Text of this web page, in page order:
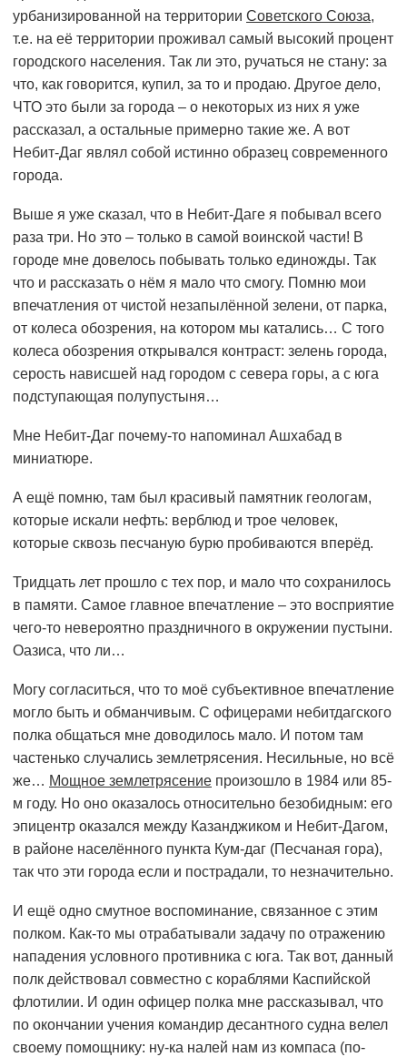
урбанизированной на территории Советского Союза,
т.е. на её территории проживал самый высокий процент
городского населения. Так ли это, ручаться не стану: за
что, как говорится, купил, за то и продаю. Другое дело,
ЧТО это были за города – о некоторых из них я уже
рассказал, а остальные примерно такие же. А вот
Небит-Даг являл собой истинно образец современного
города.
Выше я уже сказал, что в Небит-Даге я побывал всего
раза три. Но это – только в самой воинской части! В
городе мне довелось побывать только единожды. Так
что и рассказать о нём я мало что смогу. Помню мои
впечатления от чистой незапылённой зелени, от парка,
от колеса обозрения, на котором мы катались… С того
колеса обозрения открывался контраст: зелень города,
серость нависшей над городом с севера горы, а с юга
подступающая полупустыня…
Мне Небит-Даг почему-то напоминал Ашхабад в
миниатюре.
А ещё помню, там был красивый памятник геологам,
которые искали нефть: верблюд и трое человек,
которые сквозь песчаную бурю пробиваются вперёд.
Тридцать лет прошло с тех пор, и мало что сохранилось
в памяти. Самое главное впечатление – это восприятие
чего-то невероятно праздничного в окружении пустыни.
Оазиса, что ли…
Могу согласиться, что то моё субъективное впечатление
могло быть и обманчивым. С офицерами небитдагского
полка общаться мне доводилось мало. И потом там
частенько случались землетрясения. Несильные, но всё
же… Мощное землетрясение произошло в 1984 или 85-
м году. Но оно оказалось относительно безобидным: его
эпицентр оказался между Казанджиком и Небит-Дагом,
в районе населённого пункта Кум-даг (Песчаная гора),
так что эти города если и пострадали, то незначительно.
И ещё одно смутное воспоминание, связанное с этим
полком. Как-то мы отрабатывали задачу по отражению
нападения условного противника с юга. Так вот, данный
полк действовал совместно с кораблями Каспийской
флотилии. И один офицер полка мне рассказывал, что
по окончании учения командир десантного судна велел
своему помощнику: ну-ка налей нам из компаса (по-